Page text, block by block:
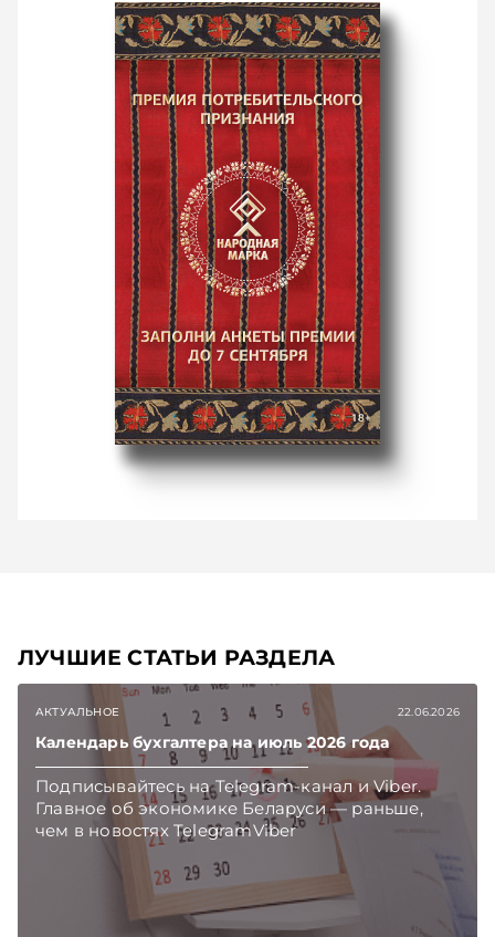
ЛУЧШИЕ СТАТЬИ РАЗДЕЛА
АКТУАЛЬНОЕ 22.06.2026
Календарь бухгалтера на июль 2026 года
Подписывайтесь на Telegram‑канал и Viber.
Главное об экономике Беларуси — раньше,
чем в новостях TelegramViber